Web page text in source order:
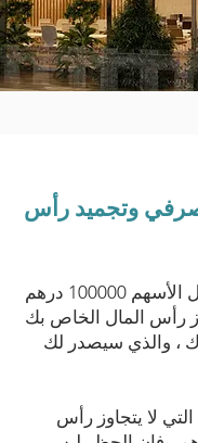
وتجميد رأس
إذا تجاوز رأس مال الأسهم 100000 درهم
رأس المال الخاص بك
، والذي سيصدر لك
لا يتجاوز رأس